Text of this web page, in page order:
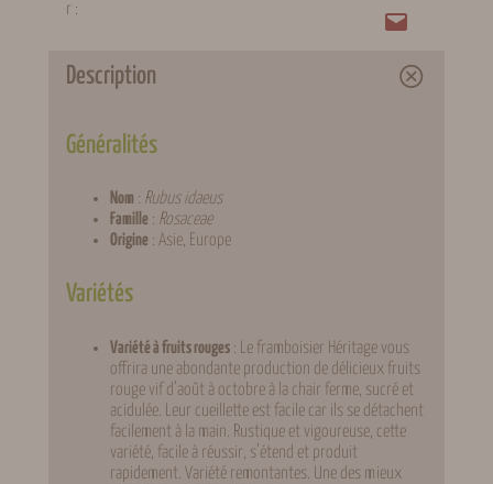
r :
Description
Généralités
Nom : Rubus idaeus
Famille : Rosaceae
Origine : Asie, Europe
Variétés
Variété à fruits rouges: Le framboisier Héritage vous
offrira une abondante production de délicieux fruits
rouge vif d’août à octobre à la chair ferme, sucré et
acidulée. Leur cueillette est facile car ils se détachent
facilement à la main. Rustique et vigoureuse, cette
variété, facile à réussir, s’étend et produit
rapidement. Variété remontantes. Une des mieux